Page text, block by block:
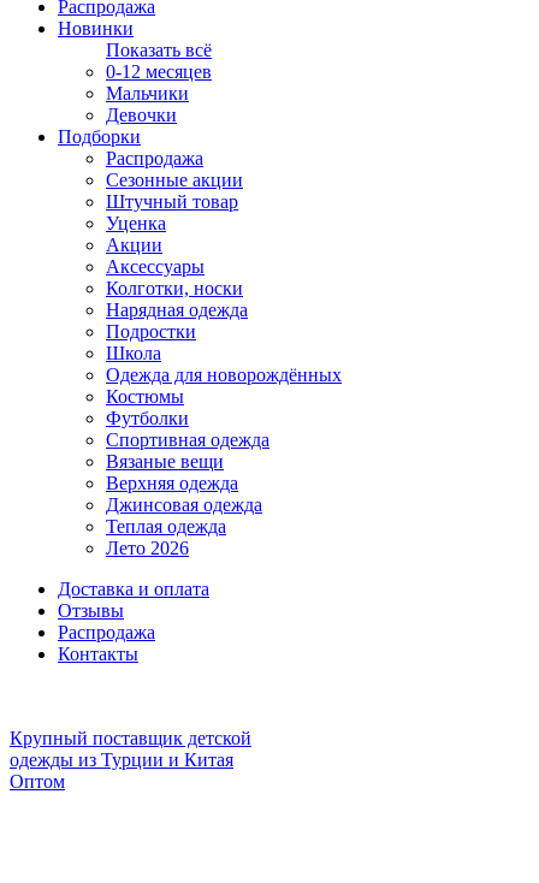
Распродажа
Новинки
Показать всё
0-12 месяцев
Мальчики
Девочки
Подборки
Распродажа
Сезонные акции
Штучный товар
Уценка
Акции
Аксессуары
Колготки, носки
Нарядная одежда
Подростки
Школа
Одежда для новорождённых
Костюмы
Футболки
Спортивная одежда
Вязаные вещи
Верхняя одежда
Джинсовая одежда
Теплая одежда
Лето 2026
Доставка и оплата
Отзывы
Распродажа
Контакты
Крупный поставщик детской
одежды из Турции и Китая
Оптом